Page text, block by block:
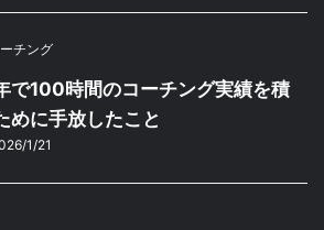
チング
で100時間のコーチング実績を積
めに手放したこと
1/21